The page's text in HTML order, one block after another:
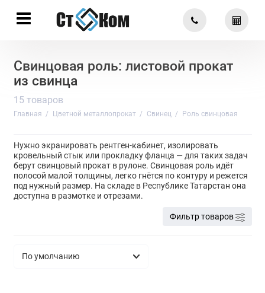
Свинцовая роль: листовой прокат
из свинца
15 товаров
Главная Цветной металлопрокат Свинец Роль свинцовая
Нужно экранировать рентген-кабинет, изолировать
кровельный стык или прокладку фланца — для таких задач
берут свинцовый прокат в рулоне. Свинцовая роль идёт
полосой малой толщины, легко гнётся по контуру и режется
под нужный размер. На складе в Республике Татарстан она
доступна в размотке и отрезами.
Фильтр товаров